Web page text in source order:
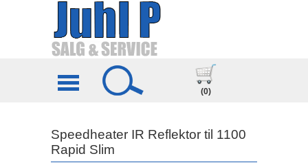
(0)
Speedheater IR Reflektor til 1100
Rapid Slim